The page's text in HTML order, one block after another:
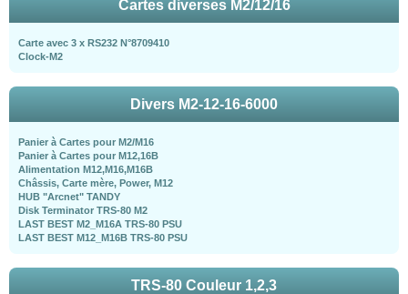
Cartes diverses M2/12/16
Carte avec 3 x RS232 N°8709410
Clock-M2
Divers M2-12-16-6000
Panier à Cartes pour M2/M16
Panier à Cartes pour M12,16B
Alimentation M12,M16,M16B
Châssis, Carte mère, Power, M12
HUB "Arcnet" TANDY
Disk Terminator TRS-80 M2
LAST BEST M2_M16A TRS-80 PSU
LAST BEST M12_M16B TRS-80 PSU
TRS-80 Couleur 1,2,3